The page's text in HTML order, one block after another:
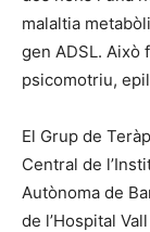
malaltia
gen ADSL. Això
psicomotriu,
El Grup de
Central de
Autònoma de
de l’Hospital